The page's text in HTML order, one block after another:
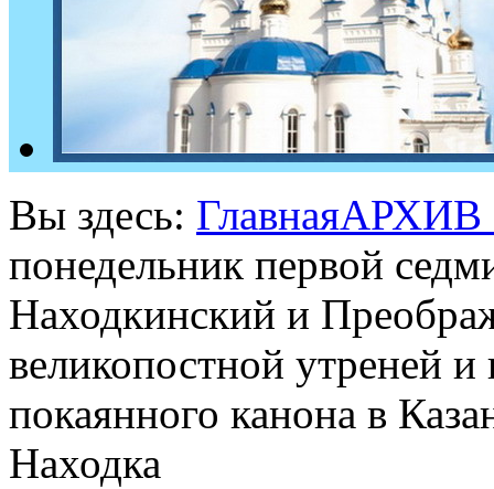
Вы здесь: Главная
понедельник первой
Находкинский и
великопостной утреней
покаянного канона в
Находка